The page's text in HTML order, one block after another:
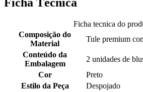
Ficha Técnica
Ficha tecnica do
Composição do
Material
Tule premium
Conteúdo da
Embalagem
2 unidades de
Cor
Preto
Estilo da Peça
Despojado